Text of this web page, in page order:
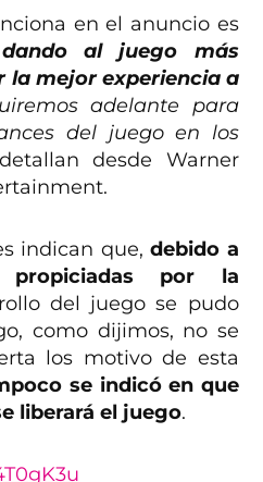
en el anuncio es
al juego más
la mejor experiencia a
adelante para
del juego en los
desde Warner
indican que,debido a
propiciadas por la
del juego se pudo
como dijimos, no se
los motivo de esta
se indicó en que
liberará el juego.